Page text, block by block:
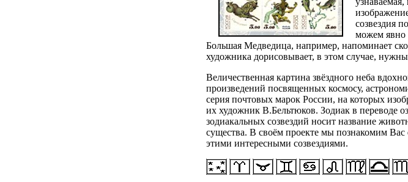
созвездия
можем явно
Большая Медведица, например, напоминает
художника дорисовывает, в этом случае,
Величественная картина звёздного неба
произведений посвященных космосу,
серия почтовых марок России, на которых
их художник В.Бельтюков. Зодиак в переводе
зодиакальных созвездий носит название
существа. В своём проекте мы познакомим
этими интересными созвездиями.